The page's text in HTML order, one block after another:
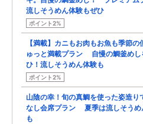
流しそうめん体験もぜひ
ポイント2%
【満載】カニもお肉もお魚も季節の
ゅっと満載プラン 自慢の鯛釜めし
ひ！流しそうめん体験も
ポイント2%
山陰の幸！旬の真鯛を使った姿造り
なし会席プラン 夏季は流しそうめ
も